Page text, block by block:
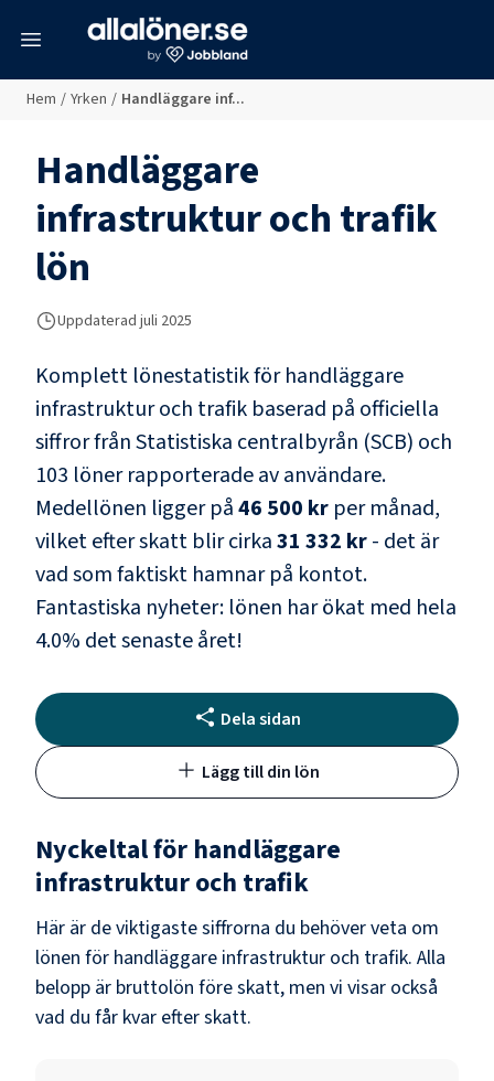
Hem / Yrken / Handläggare inf...
Handläggare
infrastruktur och trafik
lön
Uppdaterad juli 2025
Komplett lönestatistik förhandläggare
infrastruktur och trafik baserad på officiella
siffror från Statistiska centralbyrån (SCB) och
103 löner rapporterade av användare.
Medellönen ligger på46 500 kr per månad,
vilket efter skatt blir cirka31 332 kr- det är
vad som faktiskt hamnar på kontot.
Fantastiska nyheter: lönen har ökat med hela
4.0% det senaste året!
Dela sidan
Lägg till din lön
Nyckeltal för handläggare
infrastruktur och trafik
Här är de viktigaste siffrorna du behöver veta om
lönen för handläggare infrastruktur och trafik. Alla
belopp är bruttolön före skatt, men vi visar också
vad du får kvar efter skatt.